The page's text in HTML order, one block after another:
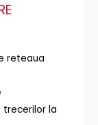
reteaua
la